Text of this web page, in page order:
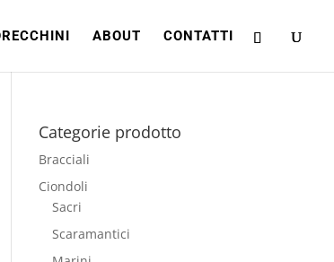
ABOUT CONTATTI
Categorie prodotto
Bracciali
Ciondoli
Sacri
Scaramantici